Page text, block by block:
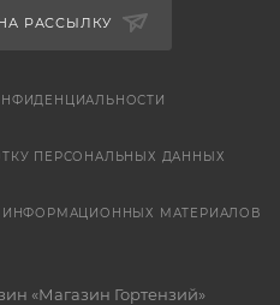
РАССЫЛКУ
ПЕРСОНАЛЬНЫХ ДАННЫХ
ИНФОРМАЦИОННЫХ МАТЕРИАЛОВ
«Магазин Гортензий»